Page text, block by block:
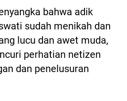
bahwa adik
sudah menikah dan
lucu dan awet muda,
perhatian netizen
dan penelusuran